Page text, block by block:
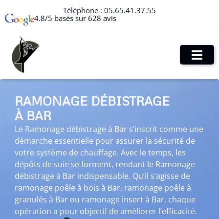
Téléphone : 05.65.41.37.55
4.8/5 basés sur 628 avis
RAMONAGE DÉBISTRAGE
À BAR
Le Ramonage débistrage à Bar s’inscrit comme une
démarche essentielle pour assurer la sécurité de
votre système de chauffage. Avec le temps, les
dépôts de suie se forment, rendant le Ramonage
débistrage à Bar indispensable. Qu’il s’agisse de
ramonage poêle à bois à Bar, ramonage poêle à
granulés à Bar ou ramonage insert à Bar, chaque
opération a pour objectif de améliorer l’efficacité.